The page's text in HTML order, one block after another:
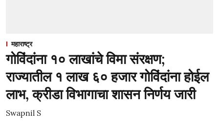
महाराष्ट्र
गोविंदांना १० लाखांचे विमा संरक्षण;
राज्यातील १ लाख ६० हजार गोविंदांना होईल
लाभ, क्रीडा विभागाचा शासन निर्णय जारी
Swapnil S